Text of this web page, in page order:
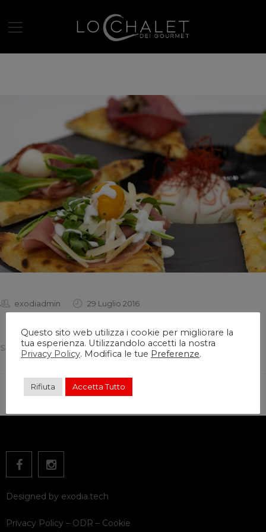
exodiadmin 29 Luglio 2016
SHARE THIS:
Designed by exodia.tech
Privacy Policy – ODR – Cookie
Questo sito web utilizza i cookie per migliorare la
tua esperienza. Utilizzandolo accetti la nostra
Privacy Policy. Modifica le tue Preferenze.
Rifiuta Accetta Tutto